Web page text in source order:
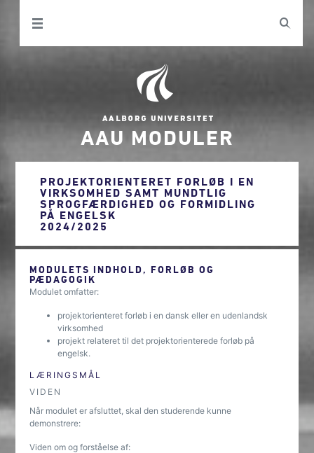
AAU MODULER
PROJEKTORIENTERET FORLØB I EN
VIRKSOMHED SAMT MUNDTLIG
SPROGFÆRDIGHED OG FORMIDLING
PÅ ENGELSK
2024/2025
MODULETS INDHOLD, FORLØB OG
PÆDAGOGIK
Modulet omfatter:
projektorienteret forløb i en dansk eller en udenlandsk
virksomhed
projekt relateret til det projektorienterede forløb på
engelsk.
LÆRINGSMÅL
VIDEN
Når modulet er afsluttet, skal den studerende kunne
demonstrere:
Viden om og forståelse af: